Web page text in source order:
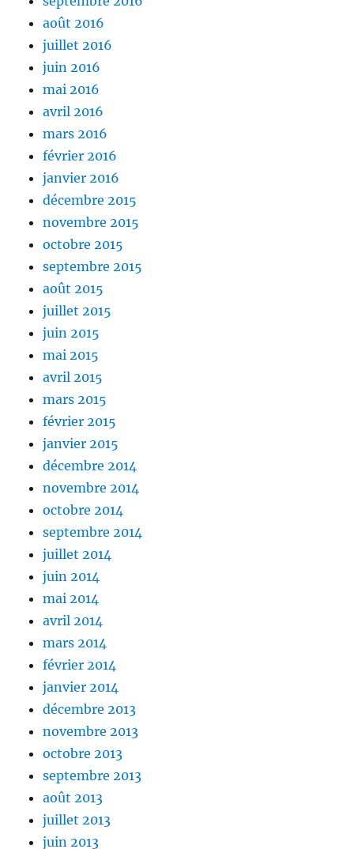
août 2016
juillet 2016
juin 2016
mai 2016
avril 2016
mars 2016
février 2016
janvier 2016
décembre 2015
novembre 2015
octobre 2015
septembre 2015
août 2015
juillet 2015
juin 2015
mai 2015
avril 2015
mars 2015
février 2015
janvier 2015
décembre 2014
novembre 2014
octobre 2014
septembre 2014
juillet 2014
juin 2014
mai 2014
avril 2014
mars 2014
février 2014
janvier 2014
décembre 2013
novembre 2013
octobre 2013
septembre 2013
août 2013
juillet 2013
juin 2013